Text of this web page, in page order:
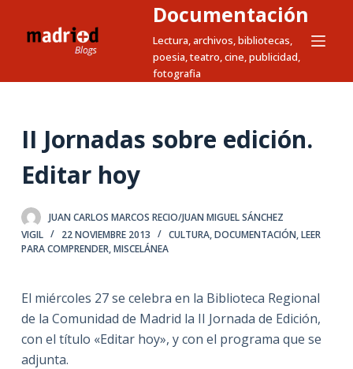
t
n
d
o
Documentación
Lectura, archivos, bibliotecas,
poesia, teatro, cine, publicidad,
fotografia
II Jornadas sobre edición.
Editar hoy
JUAN CARLOS MARCOS RECIO/JUAN MIGUEL SÁNCHEZ
VIGIL
22 NOVIEMBRE 2013 CULTURA,DOCUMENTACIÓN,LEER
PARA COMPRENDER,MISCELÁNEA
El miércoles 27 se celebra en la Biblioteca Regional
de la Comunidad de Madrid la II Jornada de Edición,
con el título «Editar hoy», y con el programa que se
adjunta.